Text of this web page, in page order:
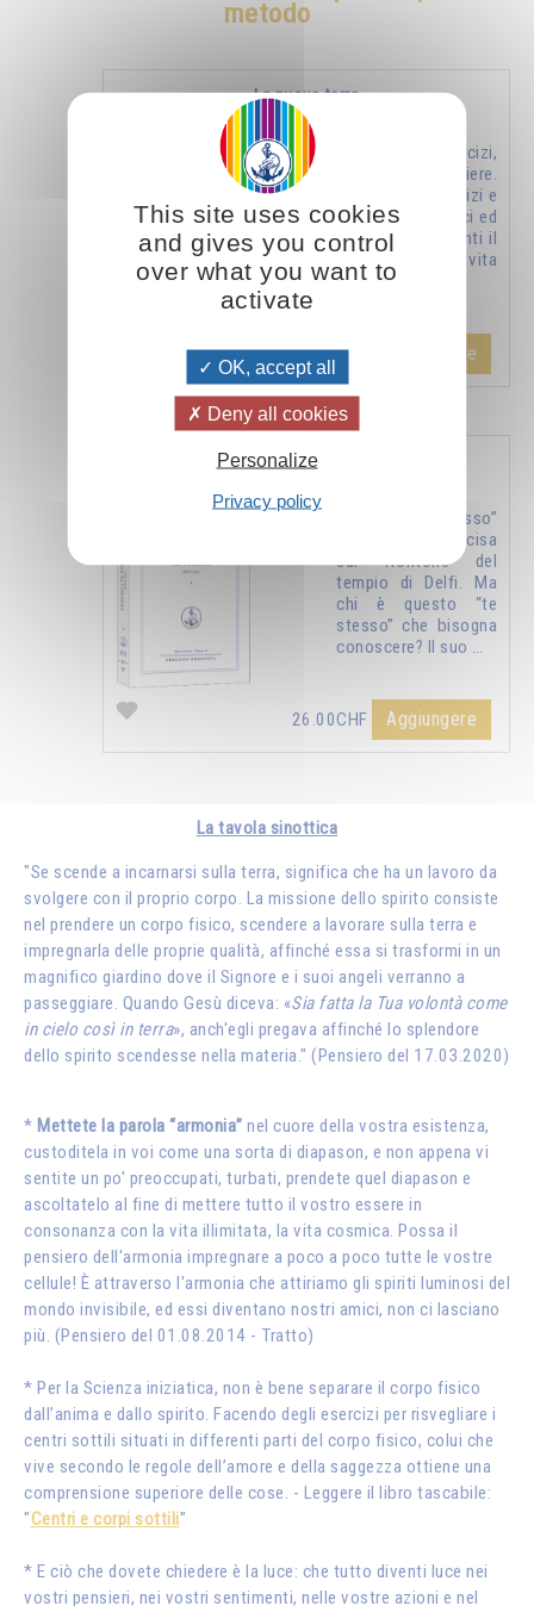
metodo
La nuova terra
Metodi, esercizi,
formule, preghiere.
Raccolta di esercizi e
di metodi semplici ed
efficaci, riguardanti il
rapporto con la vita
…
26.00CHF Aggiungere
«Conosci te stesso» - jnana yoga - vol. 1
“Conosci te stesso”
è la formula incisa
sul frontone del
tempio di Delfi. Ma
chi è questo “te
stesso” che bisogna
conoscere? Il suo …
26.00CHF Aggiungere
La tavola sinottica
"Se scende a incarnarsi sulla terra, significa che ha un lavoro da
svolgere con il proprio corpo. La missione dello spirito consiste
nel prendere un corpo fisico, scendere a lavorare sulla terra e
impregnarla delle proprie qualità, affinché essa si trasformi in un
magnifico giardino dove il Signore e i suoi angeli verranno a
passeggiare. Quando Gesù diceva: «Sia fatta la Tua volontà come
in cielo così in terra», anch'egli pregava affinché lo splendore
dello spirito scendesse nella materia." (Pensiero del 17.03.2020)
* Mettete la parola “armonia” nel cuore della vostra esistenza,
custoditela in voi come una sorta di diapason, e non appena vi
sentite un po' preoccupati, turbati, prendete quel diapason e
ascoltatelo al fine di mettere tutto il vostro essere in
consonanza con la vita illimitata, la vita cosmica. Possa il
pensiero dell'armonia impregnare a poco a poco tutte le vostre
cellule! È attraverso l'armonia che attiriamo gli spiriti luminosi del
mondo invisibile, ed essi diventano nostri amici, non ci lasciano
più. (Pensiero del 01.08.2014 - Tratto)
* Per la Scienza iniziatica, non è bene separare il corpo fisico
dall’anima e dallo spirito. Facendo degli esercizi per risvegliare i
centri sottili situati in differenti parti del corpo fisico, colui che
vive secondo le regole dell’amore e della saggezza ottiene una
comprensione superiore delle cose. - Leggere il libro tascabile:
"Centri e corpi sottili"
* E ciò che dovete chiedere è la luce: che tutto diventi luce nei
vostri pensieri, nei vostri sentimenti, nelle vostre azioni e nel
This site uses cookies
and gives you control
over what you want to
activate
OK, accept all
Deny all cookies
Personalize
Privacy policy